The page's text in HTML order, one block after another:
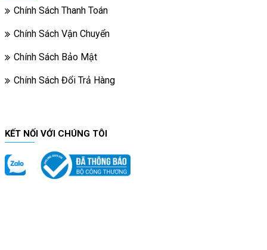
Chính Sách Thanh Toán
Chính Sách Vận Chuyển
Chính Sách Bảo Mật
Chính Sách Đổi Trả Hàng
KẾT NỐI VỚI CHÚNG TÔI